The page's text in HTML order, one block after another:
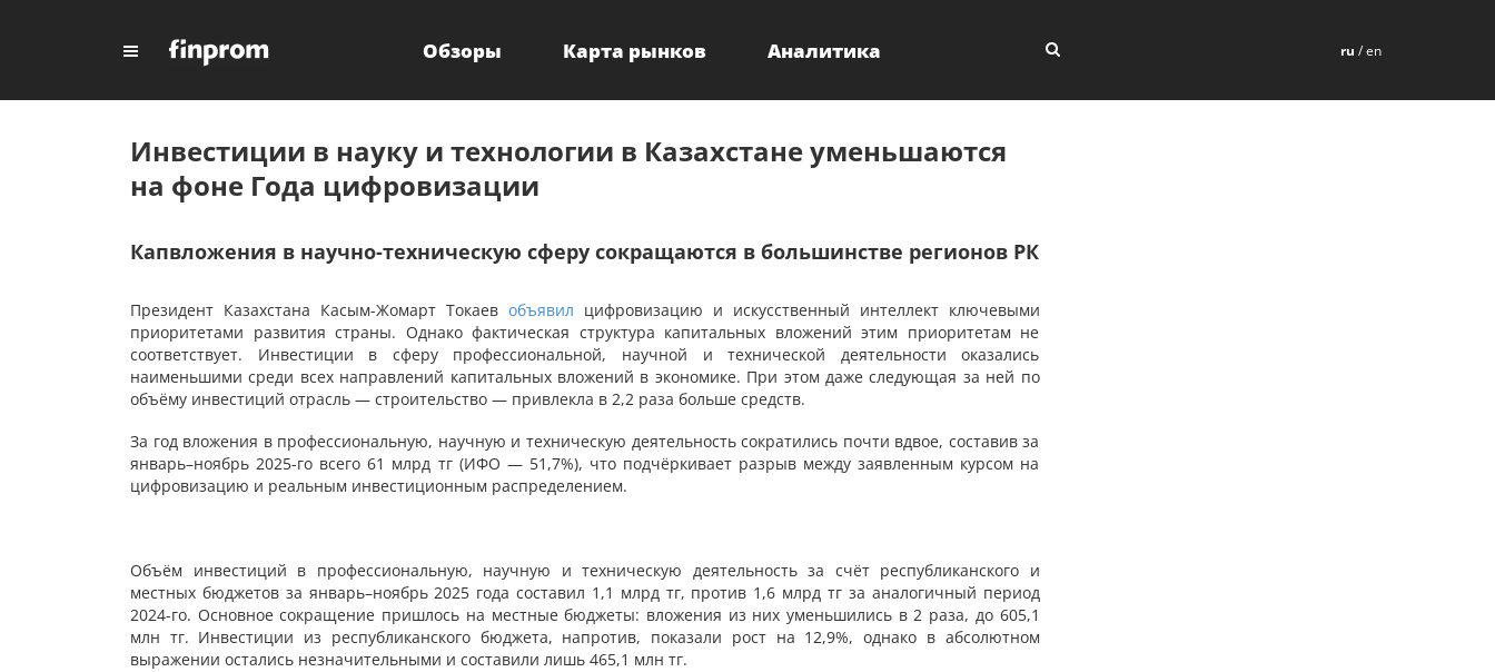
Обзоры Карта рынков Аналитика ru /en
Инвестиции в науку и технологии в Казахстане уменьшаются
на фоне Года цифровизации
Капвложения в научно-техническую сферу сокращаются в большинстве регионов РК
Президент Казахстана Касым-Жомарт Токаев объявил цифровизацию и искусственный интеллект ключевыми
приоритетами развития страны. Однако фактическая структура капитальных вложений этим приоритетам не
соответствует. Инвестиции в сферу профессиональной, научной и технической деятельности оказались
наименьшими среди всех направлений капитальных вложений в экономике. При этом даже следующая за ней по
объёму инвестиций отрасль — строительство — привлекла в 2,2 раза больше средств.
За год вложения в профессиональную, научную и техническую деятельность сократились почти вдвое, составив за
январь–ноябрь 2025-го всего 61 млрд тг (ИФО — 51,7%), что подчёркивает разрыв между заявленным курсом на
цифровизацию и реальным инвестиционным распределением.
Объём инвестиций в профессиональную, научную и техническую деятельность за счёт республиканского и
местных бюджетов за январь–ноябрь 2025 года составил 1,1 млрд тг, против 1,6 млрд тг за аналогичный период
2024-го. Основное сокращение пришлось на местные бюджеты: вложения из них уменьшились в 2 раза, до 605,1
млн тг. Инвестиции из республиканского бюджета, напротив, показали рост на 12,9%, однако в абсолютном
выражении остались незначительными и составили лишь 465,1 млн тг.